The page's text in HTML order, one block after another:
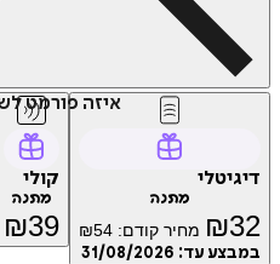
איזה פורמט
דיגיטלי
מתנה
₪32 מחיר קודם: ₪54
במבצע עד: 31/08/2026
קולי
מתנה
₪39